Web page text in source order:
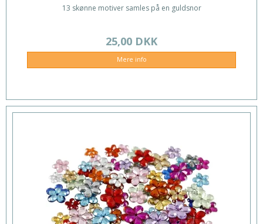
13 skønne motiver samles på en guldsnor
25,00 DKK
Mere info